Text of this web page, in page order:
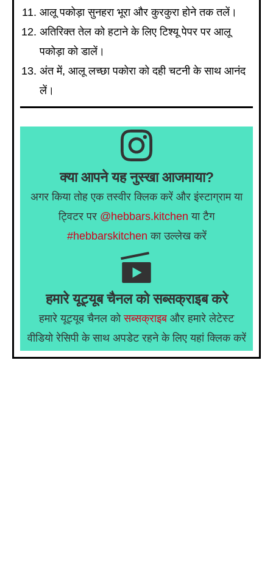
आलू पकोड़ा सुनहरा भूरा और कुरकुरा होने तक तलें।
अतिरिक्त तेल को हटाने के लिए टिश्यू पेपर पर आलू
पकोड़ा को डालें।
अंत में, आलू लच्छा पकोरा को दही चटनी के साथ आनंद
लें।
क्या आपने यह नुस्खा आजमाया?
अगर किया तोह एक तस्वीर क्लिक करें और इंस्टाग्राम या
ट्विटर पर @hebbars.kitchen या टैग
#hebbarskitchen का उल्लेख करें
हमारे यूट्यूब चैनल को सब्सक्राइब करे
हमारे यूट्यूब चैनल कोसब्सक्राइब और हमारे लेटेस्ट
वीडियो रेसिपी के साथ अपडेट रहने के लिए यहां क्लिक करें